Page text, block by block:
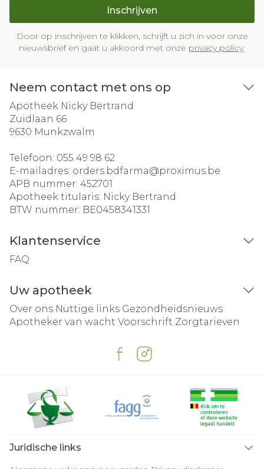
Inschrijven
Door op inschrijven te klikken, schrijft u zich in voor onze
nieuwsbrief en gaat u akkoord met onze privacy policy.
Neem contact met ons op
Apotheek Nicky Bertrand
Zuidlaan 66
9630 Munkzwalm
Telefoon: 055 49 98 62
E-mailadres: orders.bdfarma@proximus.be
APB nummer: 452701
Apotheek titularis: Nicky Bertrand
BTW nummer: BE0458341331
Klantenservice
FAQ
Uw apotheek
Over ons Nuttige links Gezondheidsnieuws
Apotheker van wacht Voorschrift Zorgtarieven
Juridische links